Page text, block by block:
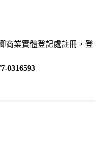
商業實體登記處註冊，登
0316593